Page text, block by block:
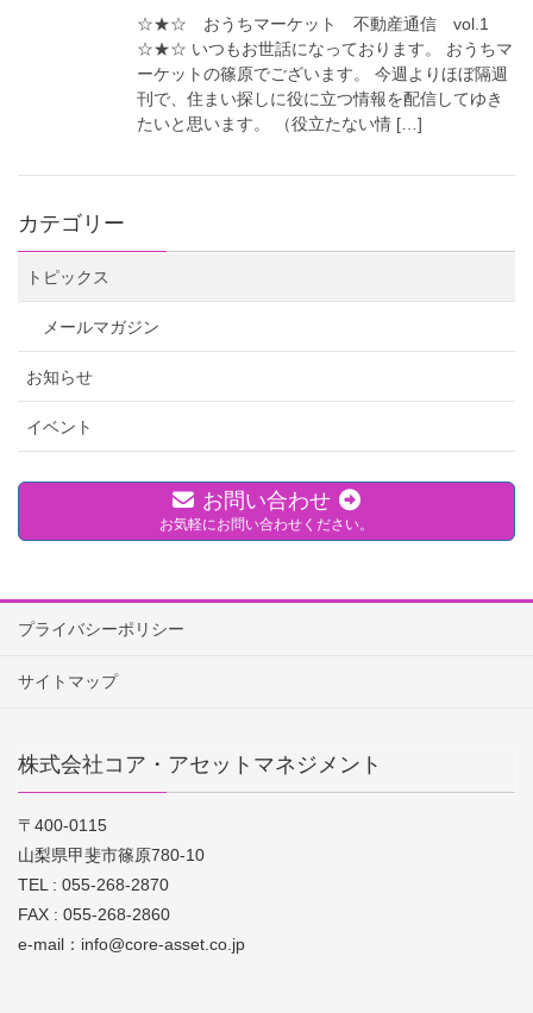
☆★☆ おうちマーケット 不動産通信 vol.1
☆★☆ いつもお世話になっております。 おうちマ
ーケットの篠原でございます。 今週よりほぼ隔週
刊で、住まい探しに役に立つ情報を配信してゆき
たいと思います。 （役立たない情 […]
カテゴリー
トピックス
メールマガジン
お知らせ
イベント
お問い合わせ
お気軽にお問い合わせください。
プライバシーポリシー
サイトマップ
株式会社コア・アセットマネジメント
〒400-0115
山梨県甲斐市篠原780-10
TEL : 055-268-2870
FAX : 055-268-2860
e-mail：info@core-asset.co.jp